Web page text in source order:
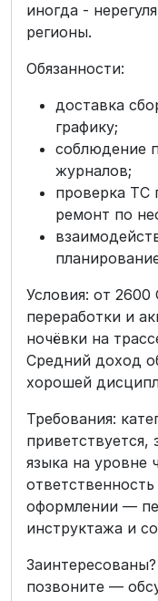
иногда -
регионы.
Обязанности:
доставка
графику;
соблюдение
журналов;
проверка ТС
ремонт по
Условия: от
переработки и
ночёвки на
Средний доход
хорошей
Требования:
приветствуется,
языка на уровне
оформлении —
инструктажа и
позвоните —